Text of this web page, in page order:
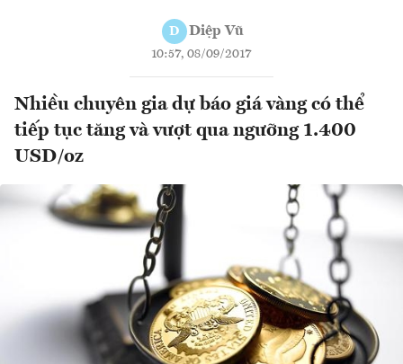
D Diệp Vũ
10:57, 08/09/2017
Nhiều chuyên gia dự báo giá vàng có thể
tiếp tục tăng và vượt qua ngưỡng 1.400
USD/oz